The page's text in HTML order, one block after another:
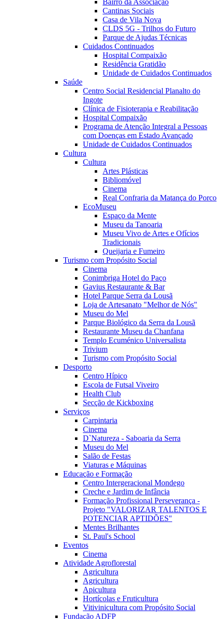
Cantinas Sociais
Casa de Vila Nova
CLDS 5G - Trilhos do Futuro
Parque de Ajudas Técnicas
Cuidados Continuados
Hospital Compaixão
Residência Gratidão
Unidade de Cuidados Continuados
Saúde
Centro Social Residencial Planalto do
Ingote
Clínica de Fisioterapia e Reabilitação
Hospital Compaixão
Programa de Atenção Integral a Pessoas
com Doenças em Estado Avançado
Unidade de Cuidados Continuados
Cultura
Cultura
Artes Plásticas
Bibliomóvel
Cinema
Real Confraria da Matança do Porco
EcoMuseu
Espaço da Mente
Museu da Tanoaria
Museu Vivo de Artes e Ofícios
Tradicionais
Queijaria e Fumeiro
Turismo com Propósito Social
Cinema
Conimbriga Hotel do Paço
Gavius Restaurante & Bar
Hotel Parque Serra da Lousã
Loja de Artesanato "Melhor de Nós"
Museu do Mel
Parque Biológico da Serra da Lousã
Restaurante Museu da Chanfana
Templo Ecuménico Universalista
Trivium
Turismo com Propósito Social
Desporto
Centro Hípico
Escola de Futsal Viveiro
Health Club
Secção de Kickboxing
Serviços
Carpintaria
Cinema
D`Natureza - Saboaria da Serra
Museu do Mel
Salão de Festas
Viaturas e Máquinas
Educação e Formação
Centro Intergeracional Mondego
Creche e Jardim de Infância
Formação Profissional Perseverança -
Projeto "VALORIZAR TALENTOS E
POTENCIAR APTIDÕES"
Mentes Brilhantes
St. Paul's School
Eventos
Cinema
Atividade Agroflorestal
Agricultura
Agricultura
Apicultura
Hortícolas e Fruticultura
Vitivinicultura com Propósito Social
Fundação ADFP